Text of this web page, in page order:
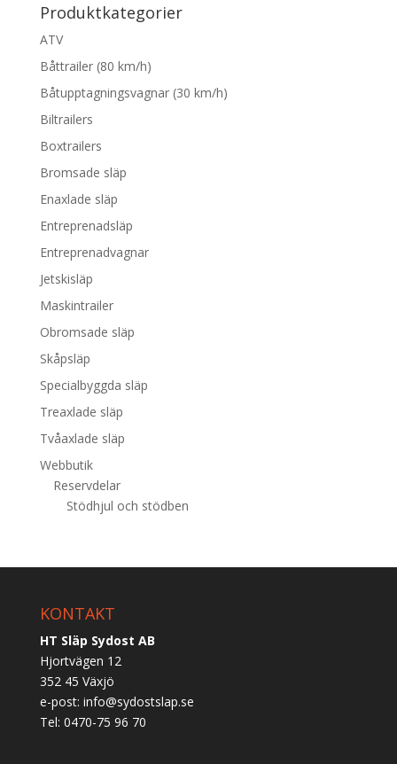
Produktkategorier
ATV
Båttrailer (80 km/h)
Båtupptagningsvagnar (30 km/h)
Biltrailers
Boxtrailers
Bromsade släp
Enaxlade släp
Entreprenadsläp
Entreprenadvagnar
Jetskisläp
Maskintrailer
Obromsade släp
Skåpsläp
Specialbyggda släp
Treaxlade släp
Tvåaxlade släp
Webbutik
Reservdelar
Stödhjul och stödben
KONTAKT
HT Släp Sydost AB
Hjortvägen 12
352 45 Växjö
e-post: info@sydostslap.se
Tel: 0470-75 96 70